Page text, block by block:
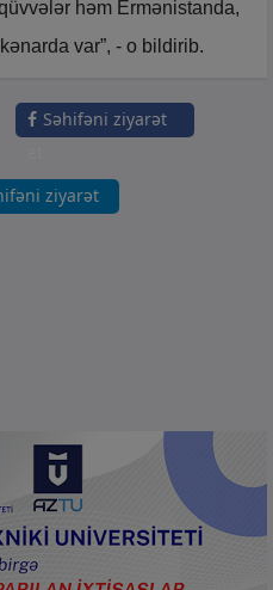
həm Ermənistanda,
var”, - o bildirib.
Səhifəni ziyarət
ziyarət